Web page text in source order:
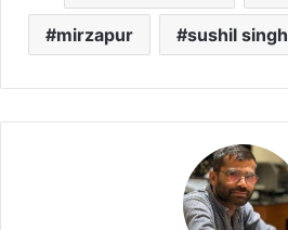
mirzapur sushil singh